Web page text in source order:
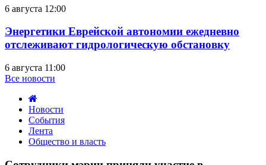
6 августа 12:00
Энергетики Еврейской автономии ежедневно
отслеживают гидрологическую обстановку
6 августа 11:00
Все новости
Новости
События
Лента
Общество и власть
мэрии